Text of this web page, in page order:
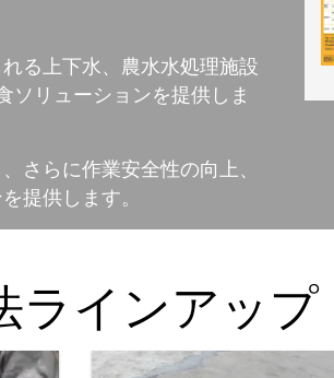
る上下水、農水水処理施設
ソリューションを提供しま
さらに作業安全性の向上、
提供します。
ラインアップ